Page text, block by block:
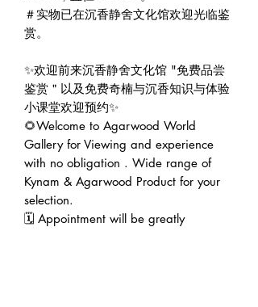
＃实物已在沉香静舍文化馆欢迎光临鉴
赏。
✨欢迎前来沉香静舍文化馆 "免费品尝
鉴赏＂以及免费奇楠与沉香知识与体验
小课堂欢迎预约✨
🌻Welcome to Agarwood World
Gallery for Viewing and experience
with no obligation . Wide range of
Kynam & Agarwood Product for your
selection.
🗓 Appointment will be greatly